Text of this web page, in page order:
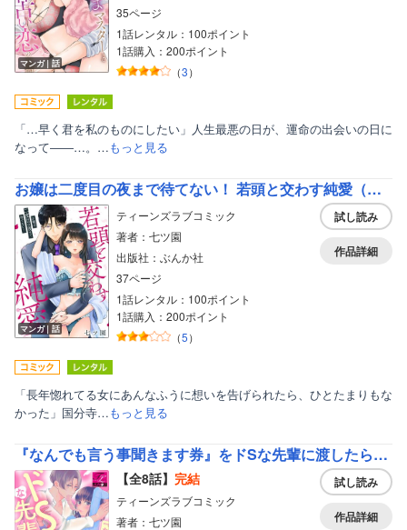
マンガ｜話
35ページ
1話レンタル：100ポイント
1話購入：200ポイント
（3）
「…早く君を私のものにしたい」人生最悪の日が、運命の出会いの日に
なって――…。…もっと見る
お嬢は二度目の夜まで待てない！ 若頭と交わす純愛（単話版）
マンガ｜話
ティーンズラブコミック
著者：七ツ園
出版社：ぶんか社
37ページ
1話レンタル：100ポイント
1話購入：200ポイント
（5）
試し読み
作品詳細
「長年惚れてる女にあんなふうに想いを告げられたら、ひとたまりもな
かった」国分寺…もっと見る
『なんでも言う事聞きます券』をドSな先輩に渡したら…
【全8話】 完結
ティーンズラブコミック
著者：七ツ園
試し読み
作品詳細